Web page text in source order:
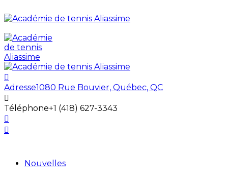
Adresse1080 Rue Bouvier, Québec, QC
Téléphone+1 (418) 627-3343
Nouvelles